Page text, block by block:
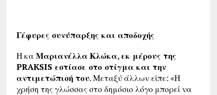
Γέφυρες συνύπαρξης και αποδοχής
Η κα ΜαριανέλλαΚλώκα,εκ μέρους της
PRAKSIS εστίασε στο στίγμα και την
αντιμετώπισή του. Μεταξύ άλλων είπε: «Η
χρήση της γλώσσας στο δημόσιο λόγο μπορεί να